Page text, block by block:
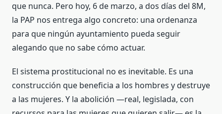
que nunca. Pero hoy, 6 de marzo, a dos días del 8M,
la PAP nos entrega algo concreto: una ordenanza
para que ningún ayuntamiento pueda seguir
alegando que no sabe cómo actuar.
El sistema prostitucional no es inevitable. Es una
construcción que beneficia a los hombres y destruye
a las mujeres. Y la abolición —real, legislada, con